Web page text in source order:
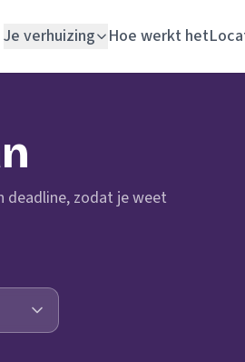
Je verhuizing
Schildersbedrijf
Hoe werkt het
deadline, zodat je weet